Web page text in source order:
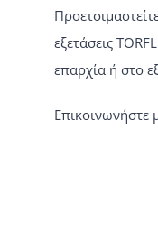
εξετάσεις
επαρχία ή στο
Επικοινωνήστε